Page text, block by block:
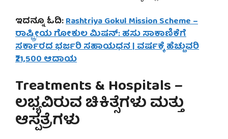
ಇದನ್ನೂ ಓದಿ:Rashtriya Gokul Mission Scheme –
ರಾಷ್ಟ್ರೀಯ ಗೋಕುಲ ಮಿಷನ್: ಹಸು ಸಾಕಾಣಿಕೆಗೆ
ಸರ್ಕಾರದ ಭರ್ಜರಿ ಸಹಾಯಧನ | ವರ್ಷಕ್ಕೆ ಹೆಚ್ಚುವರಿ
₹21,500 ಆದಾಯ
Treatments & Hospitals –
ಲಭ್ಯವಿರುವ ಚಿಕಿತ್ಸೆಗಳು ಮತ್ತು
ಆಸ್ಪತ್ರೆಗಳು